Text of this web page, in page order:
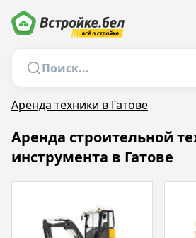
Аренда техники в Гатове
Аренда строительной
инструмента в Гатове